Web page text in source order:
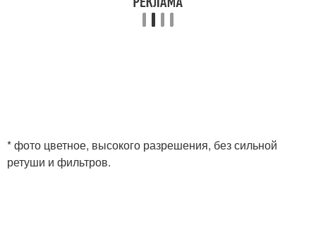
* фото цветное, высокого разрешения, без сильной
ретуши и фильтров.